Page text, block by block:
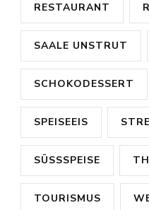
RESTAURANT
SAALE UNSTRUT
SCHOKODESSERT
SPEISEEIS
SÜSSSPEISE
TOURISMUS